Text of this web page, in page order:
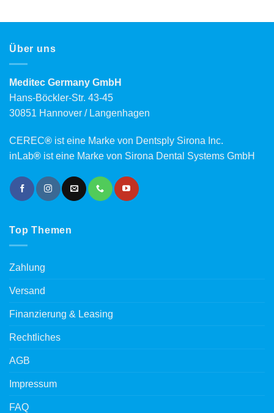
Über uns
Meditec Germany GmbH
Hans-Böckler-Str. 43-45
30851 Hannover / Langenhagen
CEREC® ist eine Marke von Dentsply Sirona Inc.
inLab® ist eine Marke von Sirona Dental Systems GmbH
Top Themen
Zahlung
Versand
Finanzierung & Leasing
Rechtliches
AGB
Impressum
FAQ